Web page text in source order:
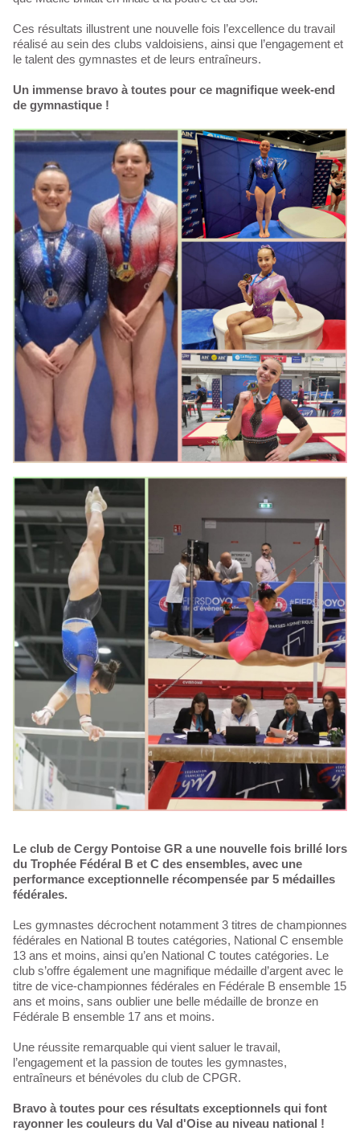
Ces résultats illustrent une nouvelle fois l’excellence du travail
réalisé au sein des clubs valdoisiens, ainsi que l’engagement et
le talent des gymnastes et de leurs entraîneurs.
Un immense bravo à toutes pour ce magnifique week-end
de gymnastique !
Le club de Cergy Pontoise GR a une nouvelle fois brillé lors
du Trophée Fédéral B et C des ensembles, avec une
performance exceptionnelle récompensée par 5 médailles
fédérales.
Les gymnastes décrochent notamment 3 titres de championnes
fédérales en National B toutes catégories, National C ensemble
13 ans et moins, ainsi qu’en National C toutes catégories. Le
club s’offre également une magnifique médaille d’argent avec le
titre de vice-championnes fédérales en Fédérale B ensemble 15
ans et moins, sans oublier une belle médaille de bronze en
Fédérale B ensemble 17 ans et moins.
Une réussite remarquable qui vient saluer le travail,
l’engagement et la passion de toutes les gymnastes,
entraîneurs et bénévoles du club de CPGR.
Bravo à toutes pour ces résultats exceptionnels qui font
rayonner les couleurs du Val d'Oise au niveau national !